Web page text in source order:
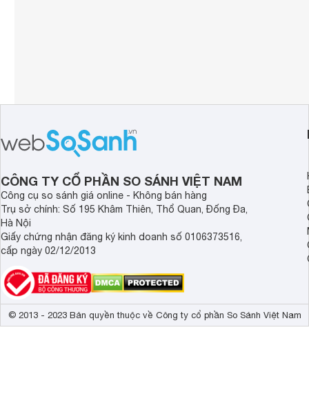
CÔNG TY CỔ PHẦN SO SÁNH VIỆT NAM
Công cụ so sánh giá online - Không bán hàng
Trụ sở chính: Số 195 Khâm Thiên, Thổ Quan, Đống Đa,
Hà Nội
Giấy chứng nhận đăng ký kinh doanh số 0106373516,
cấp ngày 02/12/2013
© 2013 - 2023 Bản quyền thuộc về Công ty cổ phần So Sánh Việt Nam